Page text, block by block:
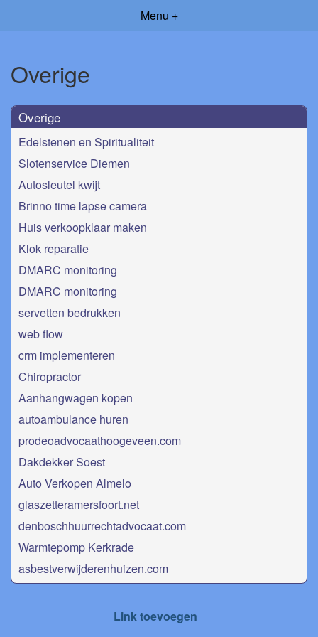
Menu +
Overige
Overige
Edelstenen en Spiritualiteit
Slotenservice Diemen
Autosleutel kwijt
Brinno time lapse camera
Huis verkoopklaar maken
Klok reparatie
DMARC monitoring
DMARC monitoring
servetten bedrukken
web flow
crm implementeren
Chiropractor
Aanhangwagen kopen
autoambulance huren
prodeoadvocaathoogeveen.com
Dakdekker Soest
Auto Verkopen Almelo
glaszetteramersfoort.net
denboschhuurrechtadvocaat.com
Warmtepomp Kerkrade
asbestverwijderenhuizen.com
Link toevoegen